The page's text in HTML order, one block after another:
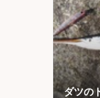
ダツの